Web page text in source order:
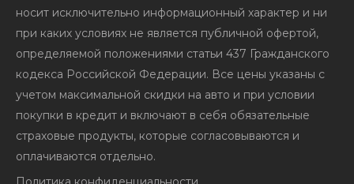
носит исключительно информационный характер и ни
при каких условиях не является публичной офертой,
определяемой положениями статьи 437 Гражданского
кодекса Российской Федерации. Все цены указаны с
учетом максимальной скидки на авто и при условии
покупки в кредит и включают в себя обязательные
страховые продукты, которые согласовываются и
оплачиваются отдельно.